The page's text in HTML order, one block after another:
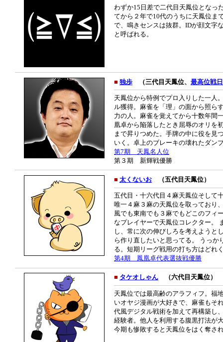
わずか15日差で二代目天鳳位となっ
てから２年で10代のうちに天鳳位ま
で、鳴きセンスは抜群。IDが顔文字
と呼ばれる。
■ 独歩 （三代目天鳳位、 最高位戦
天鳳位から特例でプロ入りした一人
ル獲得。麻雀を「理」の面から照ら
力の人。麻雀を覚えてから十数年間
凰卓から陥落したとき屈辱のオリを
まで昇りつめた。手牌の中に役を見
いく。卓上のブレーキの壊れたダン
第7期 天鳳名人位
第３期 新輝戦優勝
■ 太くないお （五代目天鳳位）
五代目・十六代目４麻天鳳位そして
唯一４麻３麻の天鳳位を取っており
風でも東南でも３麻でもどこのフィ
なプレイヤーで天鳳位コレクター。
し、常に次の伸びしろを考えようと
ら作り直したいと思ってる。 うっ
る。短期リーグ戦用の打ち方はどれ
第4期 鳳凰卓代表選抜戦優勝
■ タケオしゃん （六代目天鳳位）
天鳳位では最高齢のアラフィフ。福
いオヤジ漫画が大好きで、麻雀もそ
代風デジタル戦術を加えて再構築し
経験者。他人を利用する腹黒打法が
今期も惨敗すると天鳳位をはく奪さ